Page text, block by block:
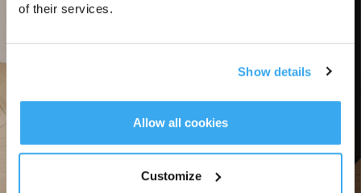
of their services.
Show details
Allow all cookies
Customize